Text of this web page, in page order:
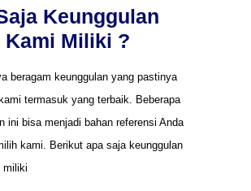
Keunggulan
Kami Miliki ?
beragam keunggulan yang pastinya
termasuk yang terbaik. Beberapa
ini bisa menjadi bahan referensi Anda
kami. Berikut apa saja keunggulan
miliki